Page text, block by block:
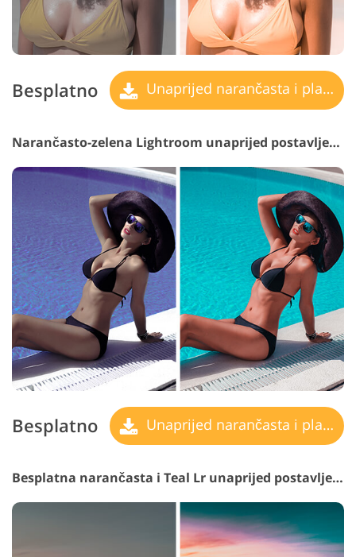
Besplatno Unaprijed narančasta i plavozelena
Narančasto-zelena Lightroom unaprijed postavljena #24 "Earth"
Besplatno Unaprijed narančasta i plavozelena
Besplatna narančasta i Teal Lr unaprijed postavljena #25 "HDR"